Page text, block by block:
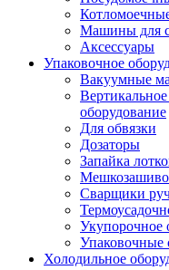
Машины для
Аксессуары
Упаковочное
Вакуумные
оборудование
Для обвязки
Дозаторы
Запайка
Сварщики
Укупорочное
Упаковочные
Холодильное